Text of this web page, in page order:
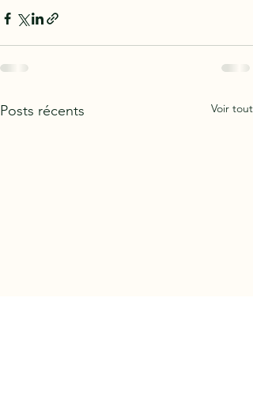
Posts récents Voir tout